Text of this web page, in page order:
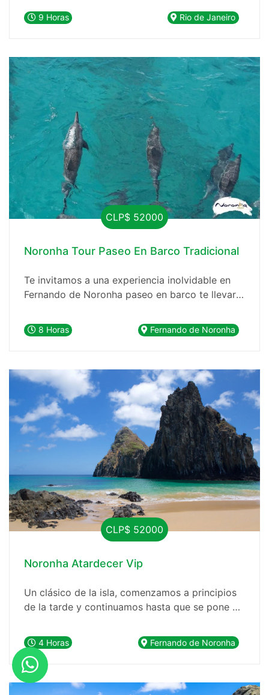
maravillas naturales de esta hermosa península,
recorriendo 10 playas y tres islas en el camino.
9 Horas Rio de Janeiro
CLP$ 52000
Noronha Tour Paseo En Barco Tradicional
Te invitamos a una experiencia inolvidable en
Fernando de Noronha paseo en barco te llevará
hermoso lugar
8 Horas Fernando de Noronha
CLP$ 52000
Noronha Atardecer Vip
Un clásico de la isla, comenzamos a principios
de la tarde y continuamos hasta que se pone el
(ya incluido) que es una delicia. Salimos del
puerto, pasando por la zona del naufragio, todo
el Mar de Dentro, por el Morro Dois Irmãos y
hacemos una parada para baño en los corales
4 Horas Fernando de Noronha